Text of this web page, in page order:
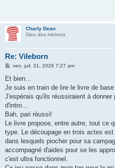
Charly Dean
Dieu des mickeys
Re: Vileborn
M
s
a
g
ven. juil. 31, 2026 7:27 am
Et bien...
Je suis en train de lire le livre de
J'espérais qu'ils réussiraient à
d'intro...
Bah, pari réussi!
Le livre propose, entre autre, tout ce
type. Le découpage en trois actes
dans lesquels piocher pour sa
accompagné d'aides pour se les
c'est ultra fonctionnel.